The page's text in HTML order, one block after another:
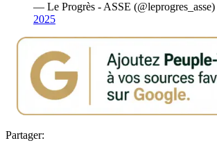
— Le Progrès - ASSE (@leprogres_asse)
2025
Partager: